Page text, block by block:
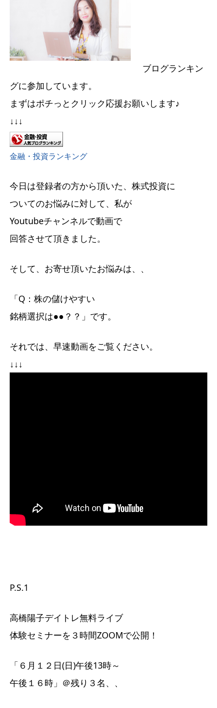
ブログランキン
グに参加しています。
まずはポチっとクリック応援お願いします♪
↓↓↓
金融・投資ランキング
今日は登録者の方から頂いた、株式投資に
ついてのお悩みに対して、私が
Youtubeチャンネルで動画で
回答させて頂きました。
そして、お寄せ頂いたお悩みは、、
「Q：株の儲けやすい
銘柄選択は●●？？」です。
それでは、早速動画をご覧ください。
↓↓↓
P.S.1
高橋陽子デイトレ無料ライブ
体験セミナーを３時間ZOOMで公開！
「６月１２日(日)午後13時～
午後１６時」＠残り３名、、